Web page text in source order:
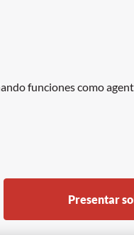
funciones como
Presentar